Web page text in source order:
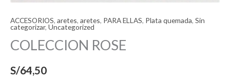
ACCESORIOS, aretes, aretes, PARA ELLAS, Plata quemada, Sin
categorizar, Uncategorized
COLECCION ROSE
S/64,50